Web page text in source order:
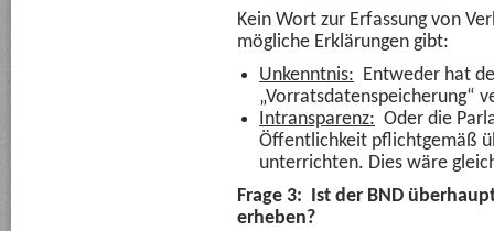
Kein Wort zur Erfassung von
mögliche Erklärungen gibt:
Unkenntnis: Entweder hat
„Vorratsdatenspeicherung“
Intransparenz: Oder die
Öffentlichkeit pflichtgemäß
unterrichten. Dies wäre
Frage 3: Ist der BND
erheben?